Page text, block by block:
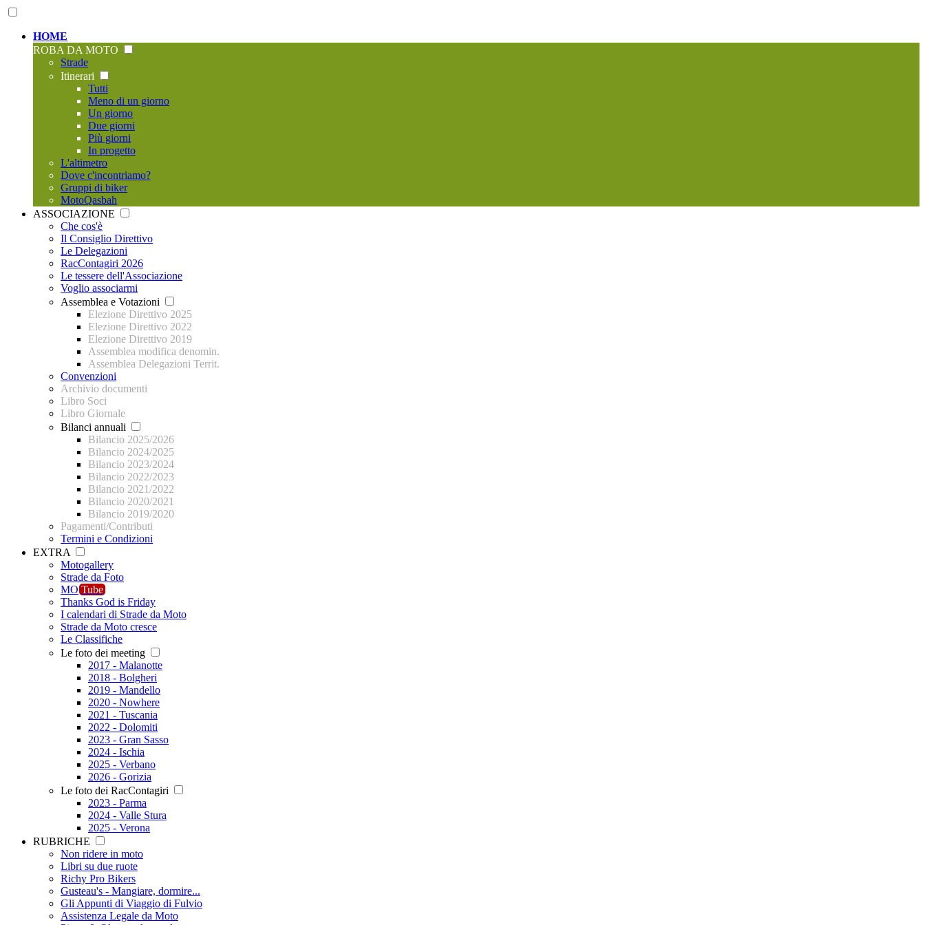
HOME
ROBA DA MOTO
Strade
Itinerari
Tutti
Meno di un giorno
Un giorno
Due giorni
Più giorni
In progetto
L'altimetro
Dove c'incontriamo?
Gruppi di biker
MotoQasbah
ASSOCIAZIONE
Che cos'è
Il Consiglio Direttivo
Le Delegazioni
RacContagiri 2026
Le tessere dell'Associazione
Voglio associarmi
Assemblea e Votazioni
Elezione Direttivo 2025
Elezione Direttivo 2022
Elezione Direttivo 2019
Assemblea modifica denomin.
Assemblea Delegazioni Territ.
Convenzioni
Archivio documenti
Libro Soci
Libro Giornale
Bilanci annuali
Bilancio 2025/2026
Bilancio 2024/2025
Bilancio 2023/2024
Bilancio 2022/2023
Bilancio 2021/2022
Bilancio 2020/2021
Bilancio 2019/2020
Pagamenti/Contributi
Termini e Condizioni
EXTRA
Motogallery
Strade da Foto
MO Tube
Thanks God is Friday
I calendari di Strade da Moto
Strade da Moto cresce
Le Classifiche
Le foto dei meeting
2017 - Malanotte
2018 - Bolgheri
2019 - Mandello
2020 - Nowhere
2021 - Tuscania
2022 - Dolomiti
2023 - Gran Sasso
2024 - Ischia
2025 - Verbano
2026 - Gorizia
Le foto dei RacContagiri
2023 - Parma
2024 - Valle Stura
2025 - Verona
RUBRICHE
Non ridere in moto
Libri su due ruote
Richy Pro Bikers
Gusteau's - Mangiare, dormire...
Gli Appunti di Viaggio di Fulvio
Assistenza Legale da Moto